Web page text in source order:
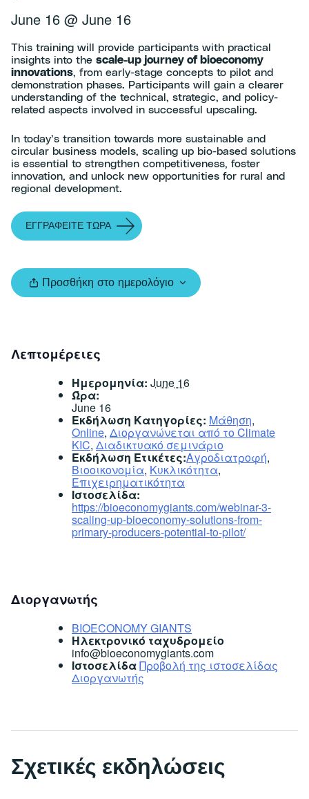
June 16 @ June 16
This training will provide participants with practical
insights into the scale-up journey of bioeconomy
innovations, from early-stage concepts to pilot and
demonstration phases. Participants will gain a clearer
understanding of the technical, strategic, and policy-
related aspects involved in successful upscaling.
In today’s transition towards more sustainable and
circular business models, scaling up bio-based solutions
is essential to strengthen competitiveness, foster
innovation, and unlock new opportunities for rural and
regional development.
ΕΓΓΡΑΦΕΙΤΕ ΤΩΡΑ
Προσθήκη στο ημερολόγιο
Λεπτομέρειες
Ημερομηνία: June 16
Ώρα:
June 16
Εκδήλωση Κατηγορίες: Μάθηση,
Online, Διοργανώνεται από το Climate
KIC, Διαδικτυακό σεμινάριο
Εκδήλωση Ετικέτες:Αγροδιατροφή,
Βιοοικονομία, Κυκλικότητα,
Επιχειρηματικότητα
Ιστοσελίδα:
https://bioeconomygiants.com/webinar-3-
scaling-up-bioeconomy-solutions-from-
primary-producers-potential-to-pilot/
Διοργανωτής
BIOECONOMY GIANTS
Ηλεκτρονικό ταχυδρομείο
info@bioeconomygiants.com
ΙστοσελίδαΠροβολή της ιστοσελίδας
Διοργανωτής
Σχετικές εκδηλώσεις